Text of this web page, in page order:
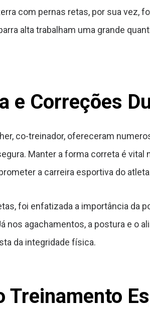
com pernas retas, por sua vez,
alta trabalham uma grande
e Correções
co-treinador, ofereceram
Manter a forma correta é
a carreira esportiva do
foi enfatizada a importância da
nos agachamentos, a postura e o
da integridade física.
Treinamento